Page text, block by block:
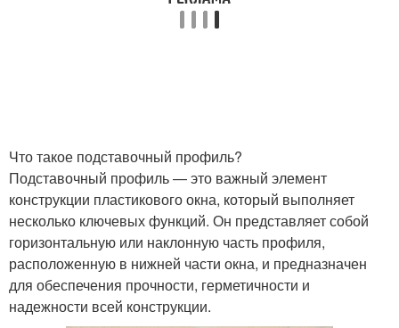
Что такое подставочный профиль?
Подставочный профиль — это важный элемент
конструкции пластикового окна, который выполняет
несколько ключевых функций. Он представляет собой
горизонтальную или наклонную часть профиля,
расположенную в нижней части окна, и предназначен
для обеспечения прочности, герметичности и
надежности всей конструкции.